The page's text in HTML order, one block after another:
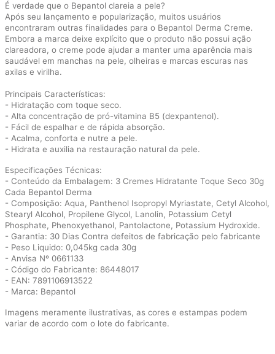
É verdade que o Bepantol clareia a pele?
Após seu lançamento e popularização, muitos usuários
encontraram outras finalidades para o Bepantol Derma Creme.
Embora a marca deixe explícito que o produto não possui ação
clareadora, o creme pode ajudar a manter uma aparência mais
saudável em manchas na pele, olheiras e marcas escuras nas
axilas e virilha.
Principais Características:
- Hidratação com toque seco.
- Alta concentração de pró-vitamina B5 (dexpantenol).
- Fácil de espalhar e de rápida absorção.
- Acalma, conforta e nutre a pele.
- Hidrata e auxilia na restauração natural da pele.
Especificações Técnicas:
- Conteúdo da Embalagem: 3 Cremes Hidratante Toque Seco 30g
Cada Bepantol Derma
- Composição: Aqua, Panthenol Isopropyl Myriastate, Cetyl Alcohol,
Stearyl Alcohol, Propilene Glycol, Lanolin, Potassium Cetyl
Phosphate, Phenoxyethanol, Pantolactone, Potassium Hydroxide.
- Garantia: 30 Dias Contra defeitos de fabricação pelo fabricante
- Peso Liquido: 0,045kg cada 30g
- Anvisa Nº 0661133
- Código do Fabricante: 86448017
- EAN: 7891106913522
- Marca: Bepantol
Imagens meramente ilustrativas, as cores e estampas podem
variar de acordo com o lote do fabricante.